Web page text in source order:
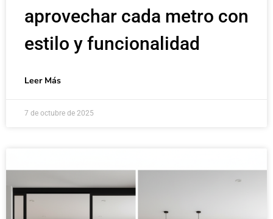
aprovechar cada metro con
estilo y funcionalidad
Leer Más
7 de octubre de 2025